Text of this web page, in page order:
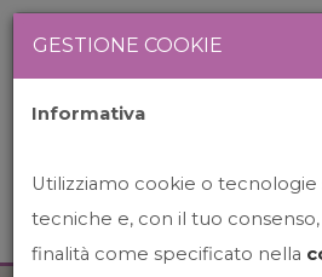
GESTIONE COOKIE
Informativa
Utilizziamo cookie o tecnologie
tecniche e, con il tuo
finalità come specificato nella